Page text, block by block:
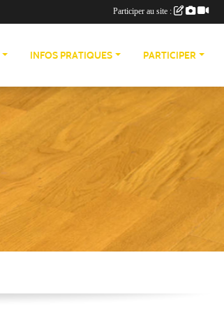
INFOS PRATIQUES PARTICIPER
Participer au site :